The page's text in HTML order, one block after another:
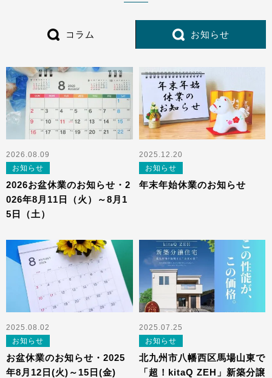
コラム お知らせ
2026.08.09
お知らせ
2026お盆休業のお知らせ・2
026年8月11日（火）～8月1
5日（土）
2025.12.20
お知らせ
年末年始休業のお知らせ
2025.08.02
お知らせ
お盆休業のお知らせ・2025
年8月12日(火)～15日(金)
2025.07.25
お知らせ
北九州市八幡西区馬場山東で
「超！kitaQ ZEH」新築分譲